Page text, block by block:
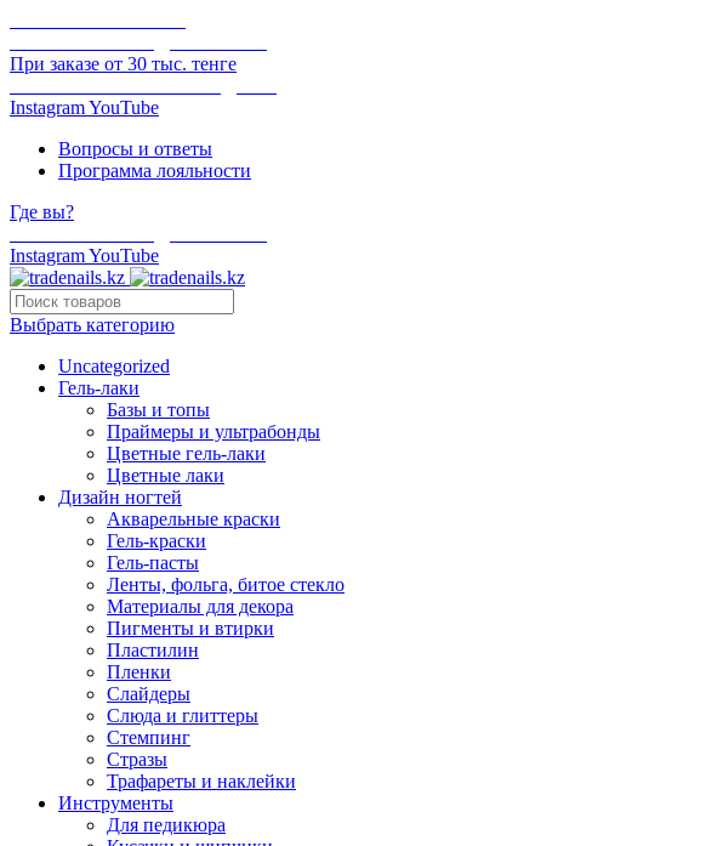
При заказе от 30 тыс. тенге
InstagramYouTube
Вопросы и ответы
Программа лояльности
Где вы?
InstagramYouTube
Выбрать категорию
Uncategorized
Гель-лаки
Базы и топы
Праймеры и ультрабонды
Цветные гель-лаки
Цветные лаки
Дизайн ногтей
Акварельные краски
Гель-краски
Гель-пасты
Ленты, фольга, битое стекло
Материалы для декора
Пигменты и втирки
Пластилин
Пленки
Слайдеры
Слюда и глиттеры
Стемпинг
Стразы
Трафареты и наклейки
Инструменты
Для педикюра